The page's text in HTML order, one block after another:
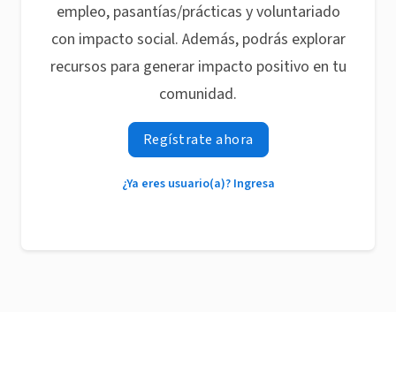
empleo, pasantías/prácticas y voluntariado
con impacto social. Además, podrás explorar
recursos para generar impacto positivo en tu
comunidad.
Regístrate ahora
¿Ya eres usuario(a)? Ingresa